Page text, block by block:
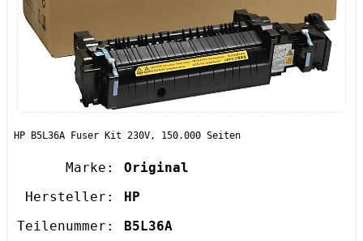
HP B5L36A Fuser Kit 230V, 150.000 Seiten
Marke:
Original
Hersteller:
HP
Teilenummer:
B5L36A